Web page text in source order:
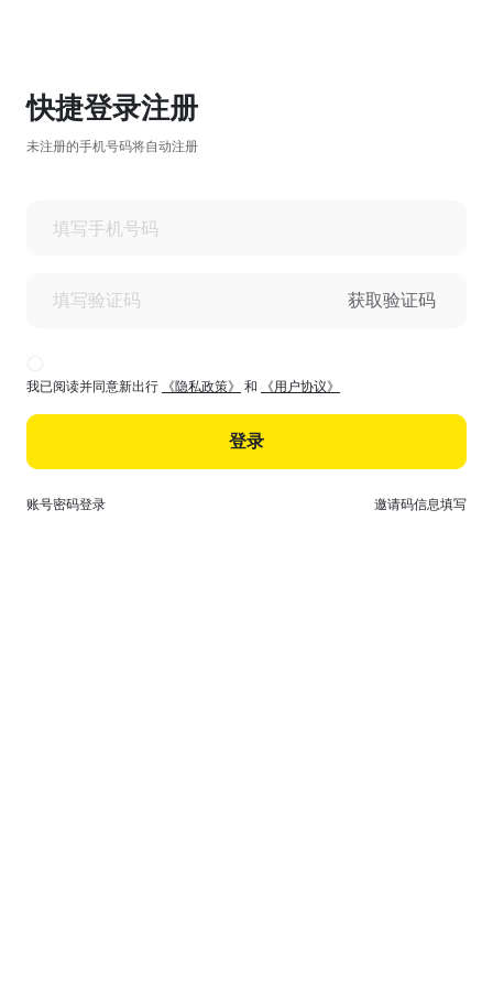
快捷登录注册
未注册的手机号码将自动注册
获取验证码
我已阅读并同意新出行 《隐私政策》 和 《用户协议》
登录
账号密码登录 邀请码信息填写